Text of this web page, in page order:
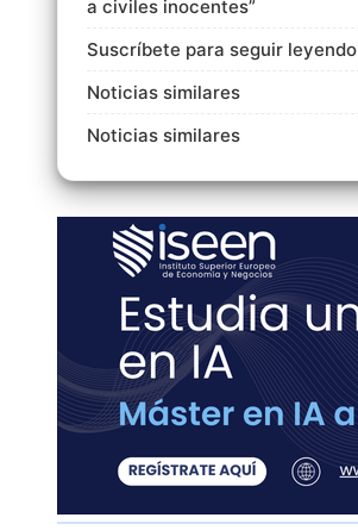
a civiles inocentes”
Suscríbete para seguir leyendo
Noticias similares
Noticias similares